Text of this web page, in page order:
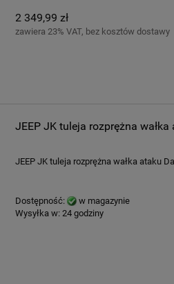
2 349,99 zł
zawiera 23% VAT, bez kosztów dostawy
JEEP JK tuleja rozprężna
JEEP JK tuleja rozprężna wałka ataku
Dostępność:
w magazynie
Wysyłka w: 24 godziny